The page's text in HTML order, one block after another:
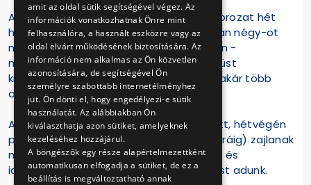
A mintegy másfél hónapig tartó tesztsorozat hét
helyen zajlik, és helyszínenként várhatóan négy-öt
napig tart. A metró szellőző kivezetésein -
metróállomások körüli műtárgyaknál - füst
kiáramlására lehet számítani, naponta akár több
alkalommal is.
A füstpróbák hétköznap 16-22 óra között, hétvégén
pedig egész nap (reggel 8-tól este 10 óráig) zajlanak
majd. A füstpróbák további helyszíneiről és
időpontjáról folyamatosan tájékoztatást adunk.
amit az oldal sütik segítségével végez. Az
információk vonatkozhatnak Önre mint
felhasználóra, a használt eszközre vagy az
oldal elvárt működésének biztosítására. Az
információ nem alkalmas az Ön közvetlen
azonosítására, de segítségével Ön
személyre szabottabb internetélményhez
jut. Ön dönti el, hogy engedélyezi-e sütik
használatát. Az alábbiakban Ön
kiválaszthatja azon sütiket, amelyeknek
kezeléséhez hozzájárul.
A böngészők egy része alapértelmezettként
automatikusan elfogadja a sütiket, de ez a
beállítás is megváltoztatható annak